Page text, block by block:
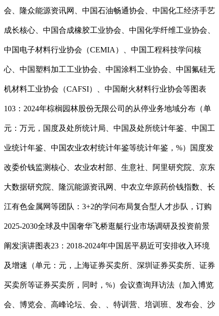
会、隆众能源资讯网、中国石油畅通协会、中国化工经济手艺
成长核心、中国合成橡胶工业协会、中国化学纤维工业协会、
中国电子材料行业协会（CEMIA）、中国工程科技学问核
心、中国塑料加工工业协会、中国涂料工业协会、中国氟硅无
机材料工业协会（CAFSI）、中国耐火材料行业协会等图表
103：2024年棕榈园林股份无限公司的从停业务地域分布（单
元：万元，国度及处所统计局、中国及处所统计年鉴、中国工
业统计年鉴、中国农业农村统计年鉴等统计年鉴，%）国度发
改委价钱监测核心、农业农村部、生意社、阿里研究院、京东
大数据研究院、隆沉能源资讯网、中农立华原药价钱指数、长
江有色金属网等团队：3+2的学问布局复合型人才步队，订购
2025-2030全球及中国奢华飞桥逛艇行业市场调研及投资前景
阐发演讲图表23：2018-2024年中国居平易近可安排收入环境
及增速（单元：元，上海证券买卖所、深圳证券买卖所、证券
买卖所等证券买卖所，同时，%）会议查询拜访法（加入博览
会、博览会、高峰论坛、会、、特训营、培训班、发布会、沙